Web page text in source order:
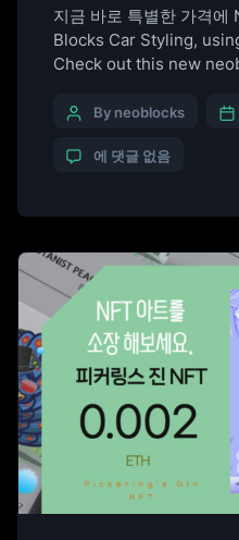
지금 바로 특별한 가격에
Blocks Car Styling,
Check out this new
https://opensea.io/
By neoblocks
에 댓글 없음